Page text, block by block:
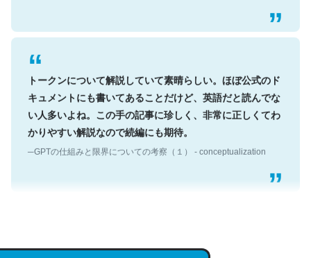
トークンについて解説していて素晴らしい。ほぼ公式のド
キュメントにも書いてあることだけど、英語だと読んでな
い人多いよね。この手の記事に珍しく、非常に正しくてわ
かりやすい解説なので続編にも期待。
説してる記事が少ないので貴重な良記事。/続編来た